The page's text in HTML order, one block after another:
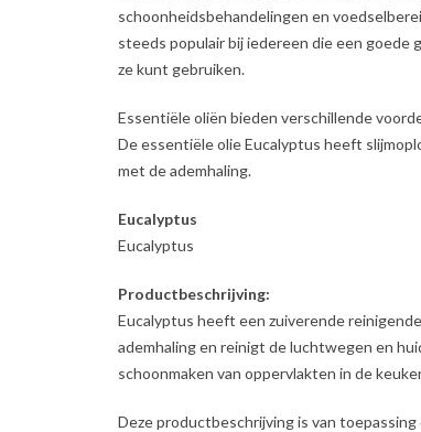
schoonheidsbehandelingen en
steeds populair bij iedereen die een goede
ze kunt gebruiken.
Essentiële oliën bieden verschillende
De essentiële olie Eucalyptus heeft
met de ademhaling.
Eucalyptus
Eucalyptus
Productbeschrijving:
Eucalyptus heeft een zuiverende
ademhaling en reinigt de luchtwegen en
schoonmaken van oppervlakten in de
Deze productbeschrijving is van